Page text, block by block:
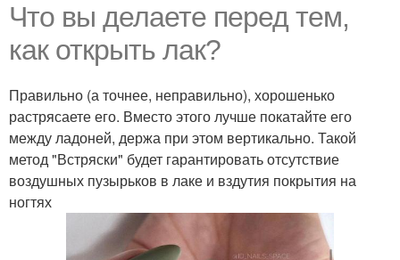
Что вы делаете перед тем,
как открыть лак?
Правильно (а точнее, неправильно), хорошенько
растрясаете его. Вместо этого лучше покатайте его
между ладоней, держа при этом вертикально. Такой
метод "Встряски" будет гарантировать отсутствие
воздушных пузырьков в лаке и вздутия покрытия на
ногтях